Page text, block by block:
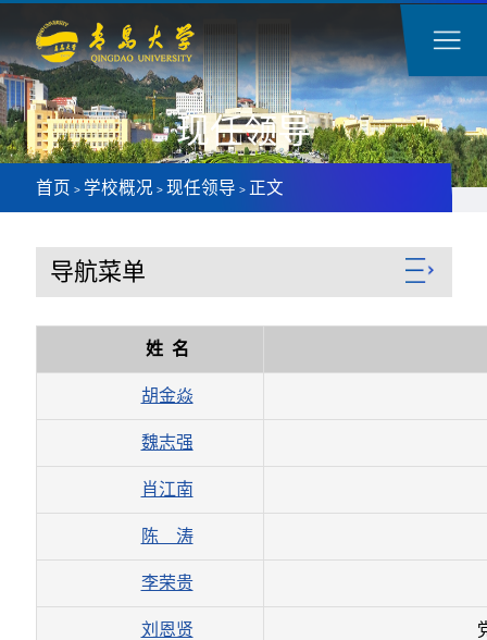
现任领导
首页 > 学校概况 > 现任领导 > 正文
导航菜单
姓 名
胡金焱
魏志强
肖江南
陈 涛
李荣贵
刘恩贤